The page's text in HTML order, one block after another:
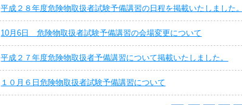
平成２８年度危険物取扱者試験予備講習の日程を掲載いたしました。
10月6日 危険物取扱者試験予備講習の会場変更について
平成２７年度危険物取扱者予備講習について掲載いたしました。
１０月６日危険物取扱者試験予備講習について